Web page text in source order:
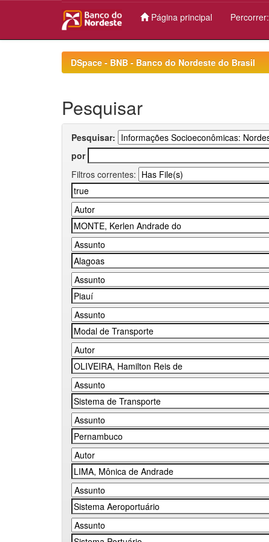
Página principal Percorrer:
DSpace - BNB - Banco do Nordeste do Brasil
Pesquisar
Pesquisar:
por
Filtros correntes: